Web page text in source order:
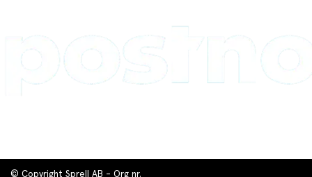
© Copyright Sprell AB - Org nr.